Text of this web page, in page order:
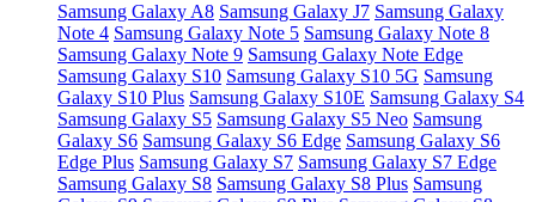
Samsung Galaxy A8 Samsung Galaxy J7 Samsung Galaxy
Note 4 Samsung Galaxy Note 5 Samsung Galaxy Note 8
Samsung Galaxy Note 9 Samsung Galaxy Note Edge
Samsung Galaxy S10 Samsung Galaxy S10 5G Samsung
Galaxy S10 Plus Samsung Galaxy S10E Samsung Galaxy S4
Samsung Galaxy S5 Samsung Galaxy S5 Neo Samsung
Galaxy S6 Samsung Galaxy S6 Edge Samsung Galaxy S6
Edge Plus Samsung Galaxy S7 Samsung Galaxy S7 Edge
Samsung Galaxy S8 Samsung Galaxy S8 Plus Samsung